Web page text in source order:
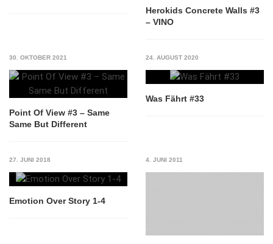
Herokids Concrete Walls #3
– VINO
30. OKTOBER 2021
Point Of View #3 – Same
Same But Different
24. AUGUST 2020
Was Fährt #33
27. JUNI 2018
Emotion Over Story 1-4
4. JUNI 2011